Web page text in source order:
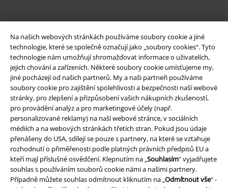
Na našich webových stránkách používáme soubory cookie a jiné
technologie, které se společně označují jako „soubory cookies“. Tyto
technologie nám umožňují shromažďovat informace o uživatelích,
jejich chování a zařízeních. Některé soubory cookie umísťujeme my,
jiné pocházejí od našich partnerů. My a naši partneři používáme
soubory cookie pro zajištění spolehlivosti a bezpečnosti naší webové
stránky, pro zlepšení a přizpůsobení vašich nákupních zkušeností,
pro provádění analýz a pro marketingové účely (např.
personalizované reklamy) na naší webové stránce, v sociálních
médiích a na webových stránkách třetích stran. Pokud jsou údaje
přenášeny do USA, sdílejí se pouze s partnery, na které se vztahuje
rozhodnutí o přiměřenosti podle platných právních předpisů EU a
kteří mají příslušné osvědčení. Klepnutím na „Souhlasím“ vyjadřujete
souhlas s používáním souborů cookie námi a našimi partnery.
Případně můžete souhlas odmítnout kliknutím na „Odmítnout vše“ -
Právní informace